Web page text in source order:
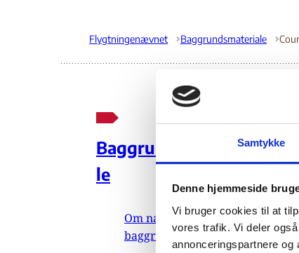
Samtykke
Denne hjemmeside
Vi bruger cookies til at
vores trafik. Vi deler
annonceringspartnere og
Flygtningenævnet Baggrundsmateriale
Baggrundsmateria
le
Om nævnets
baggrundsmateriale